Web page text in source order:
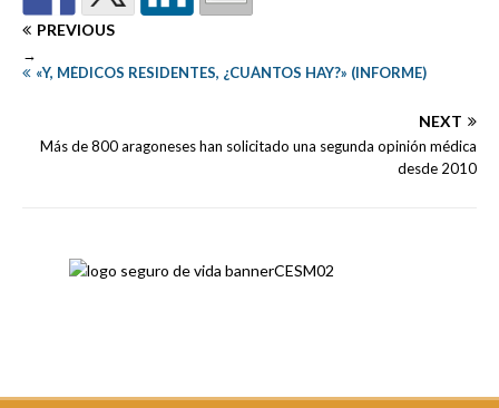
PREVIOUS
→
«Y, MÉDICOS RESIDENTES, ¿CUÁNTOS HAY?» (INFORME)
NEXT
Más de 800 aragoneses han solicitado una segunda opinión médica
desde 2010